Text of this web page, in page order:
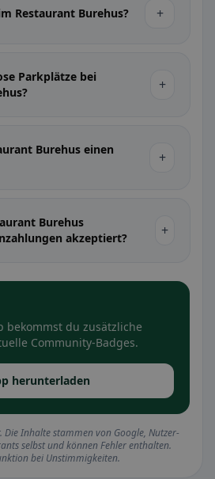
Restaurant Burehus? +
Parkplätze bei
+
Burehus einen
+
Burehus
akzeptiert?
+
bekommst du zusätzliche
Community-Badges.
herunterladen
Die Inhalte stammen von Google, Nutzer-
selbst und können Fehler enthalten.
bei Unstimmigkeiten.